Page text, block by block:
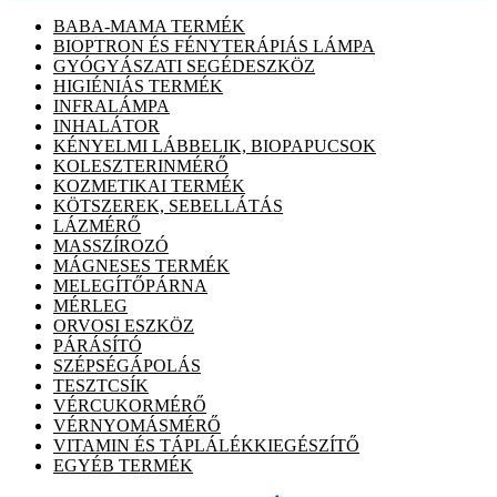
BABA-MAMA TERMÉK
BIOPTRON ÉS FÉNYTERÁPIÁS LÁMPA
GYÓGYÁSZATI SEGÉDESZKÖZ
HIGIÉNIÁS TERMÉK
INFRALÁMPA
INHALÁTOR
KÉNYELMI LÁBBELIK, BIOPAPUCSOK
KOLESZTERINMÉRŐ
KOZMETIKAI TERMÉK
KÖTSZEREK, SEBELLÁTÁS
LÁZMÉRŐ
MASSZÍROZÓ
MÁGNESES TERMÉK
MELEGÍTŐPÁRNA
MÉRLEG
ORVOSI ESZKÖZ
PÁRÁSÍTÓ
SZÉPSÉGÁPOLÁS
TESZTCSÍK
VÉRCUKORMÉRŐ
VÉRNYOMÁSMÉRŐ
VITAMIN ÉS TÁPLÁLÉKKIEGÉSZÍTŐ
EGYÉB TERMÉK